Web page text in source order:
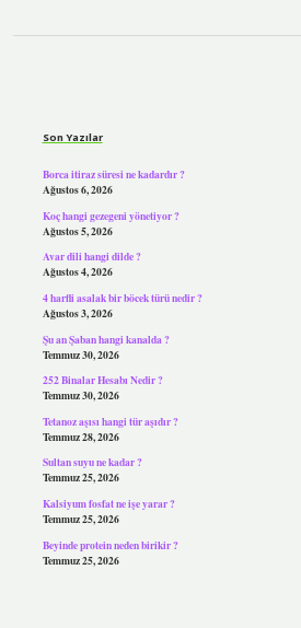
Son Yazılar
Borca itiraz süresi ne kadardır ?
Ağustos 6, 2026
Koç hangi gezegeni yönetiyor ?
Ağustos 5, 2026
Avar dili hangi dilde ?
Ağustos 4, 2026
4 harfli asalak bir böcek türü nedir ?
Ağustos 3, 2026
Şu an Şaban hangi kanalda ?
Temmuz 30, 2026
252 Binalar Hesabı Nedir ?
Temmuz 30, 2026
Tetanoz aşısı hangi tür aşıdır ?
Temmuz 28, 2026
Sultan suyu ne kadar ?
Temmuz 25, 2026
Kalsiyum fosfat ne işe yarar ?
Temmuz 25, 2026
Beyinde protein neden birikir ?
Temmuz 25, 2026